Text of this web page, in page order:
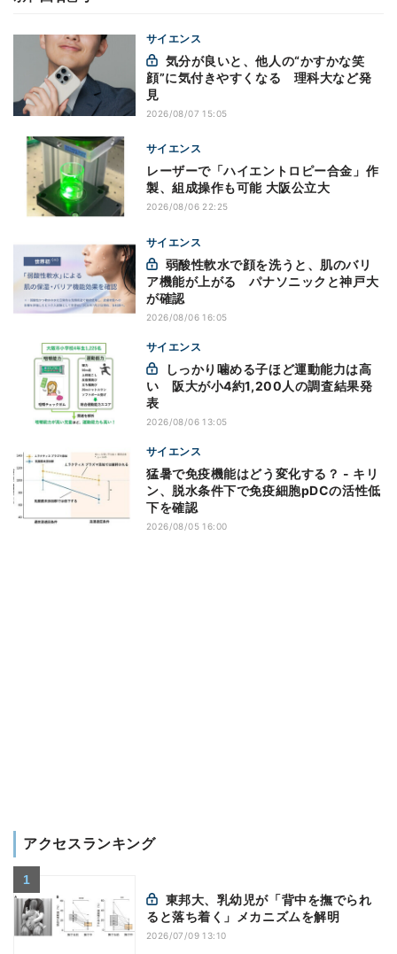
サイエンス
顔”に気付きやすくなる 理科大など発
見
2026/08/07 15:05
サイエンス
レーザーで「ハイエントロピー合金」作
製、組成操作も可能 大阪公立大
2026/08/06 22:25
サイエンス
ア機能が上がる パナソニックと神戸大
が確認
2026/08/06 16:05
サイエンス
い 阪大が小4約1,200人の調査結果発
表
2026/08/06 13:05
サイエンス
猛暑で免疫機能はどう変化する？ - キリ
ン、脱水条件下で免疫細胞pDCの活性低
下を確認
2026/08/05 16:00
アクセスランキング
ると落ち着く」メカニズムを解明
2026/07/09 13:10